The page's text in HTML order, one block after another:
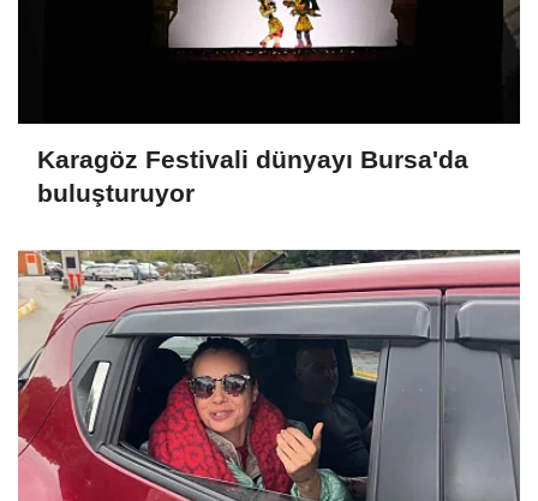
Karagöz Festivali dünyayı Bursa'da
buluşturuyor